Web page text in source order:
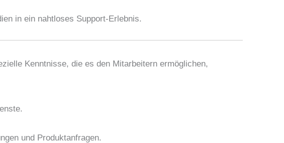
in ein nahtloses Support-Erlebnis.
Kenntnisse, die es den Mitarbeitern ermöglichen,
und Produktanfragen.